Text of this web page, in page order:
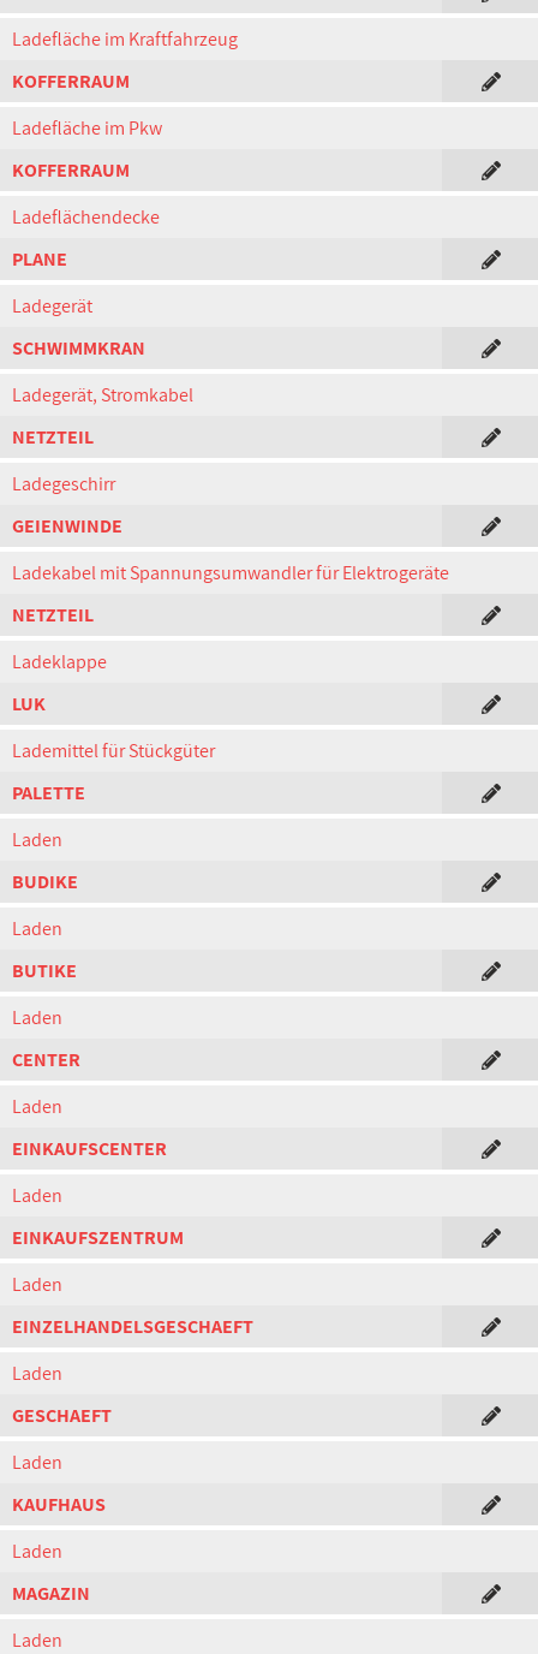
Ladefläche im Kraftfahrzeug
KOFFERRAUM
Ladefläche im Pkw
KOFFERRAUM
Ladeflächendecke
PLANE
Ladegerät
SCHWIMMKRAN
Ladegerät, Stromkabel
NETZTEIL
Ladegeschirr
GEIENWINDE
Ladekabel mit Spannungsumwandler für Elektrogeräte
NETZTEIL
Ladeklappe
LUK
Lademittel für Stückgüter
PALETTE
Laden
BUDIKE
Laden
BUTIKE
Laden
CENTER
Laden
EINKAUFSCENTER
Laden
EINKAUFSZENTRUM
Laden
EINZELHANDELSGESCHAEFT
Laden
GESCHAEFT
Laden
KAUFHAUS
Laden
MAGAZIN
Laden